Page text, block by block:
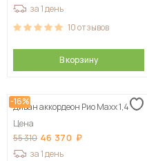
за 1 день
10отзывов
В корзину
-16%
Диван аккордеон Рио Maxx 1,4
Цена
55 310 46 370
за 1 день